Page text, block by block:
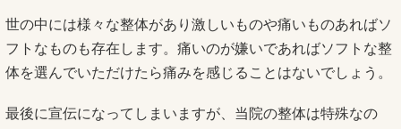
世の中には様々な整体があり激しいものや痛いものあればソ
フトなものも存在します。痛いのが嫌いであればソフトな整
体を選んでいただけたら痛みを感じることはないでしょう。
最後に宣伝になってしまいますが、当院の整体は特殊なの